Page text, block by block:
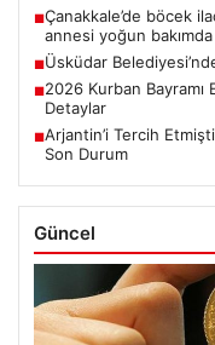
■Çanakkale’de böcek
annesi yoğun bakımda
■Üsküdar
■2026 Kurban Bayramı
Detaylar
■Arjantin’i Tercih
Son Durum
Güncel